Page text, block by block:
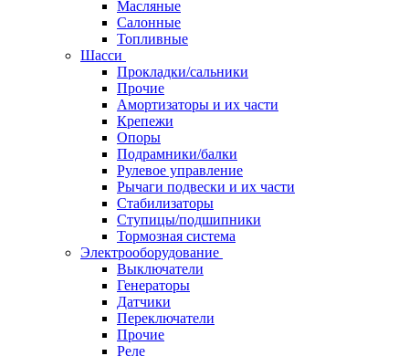
Масляные
Салонные
Топливные
Шасси
Прокладки/сальники
Прочие
Амортизаторы и их части
Крепежи
Опоры
Подрамники/балки
Рулевое управление
Рычаги подвески и их части
Стабилизаторы
Ступицы/подшипники
Тормозная система
Электрооборудование
Выключатели
Генераторы
Датчики
Переключатели
Прочие
Реле